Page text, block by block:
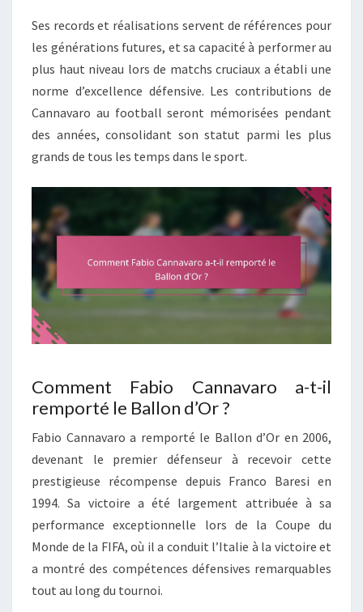
Ses records et réalisations servent de références pour
les générations futures, et sa capacité à performer au
plus haut niveau lors de matchs cruciaux a établi une
norme d’excellence défensive. Les contributions de
Cannavaro au football seront mémorisées pendant
des années, consolidant son statut parmi les plus
grands de tous les temps dans le sport.
Comment Fabio Cannavaro a-t-il
remporté le Ballon d’Or ?
Fabio Cannavaro a remporté le Ballon d’Or en 2006,
devenant le premier défenseur à recevoir cette
prestigieuse récompense depuis Franco Baresi en
1994. Sa victoire a été largement attribuée à sa
performance exceptionnelle lors de la Coupe du
Monde de la FIFA, où il a conduit l’Italie à la victoire et
a montré des compétences défensives remarquables
tout au long du tournoi.